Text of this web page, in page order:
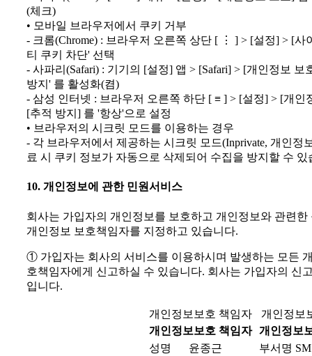
(체크)
• 모바일 브라우저에서 쿠키 거부
- 크롬(Chrome) : 브라우저 오른쪽 상단 [ ⋮ ] > [설정] > [
티 쿠키 차단' 선택
- 사파리(Safari) : 기기의 [설정] 앱 > [Safari] > [개인정보
방지' 를 활성화(켬)
- 삼성 인터넷 : 브라우저 오른쪽 하단 [ ≡ ] > [설정] > [개
[추적 방지] 를 '항상'으로 설정
• 브라우저의 시크릿 모드를 이용하는 경우
- 각 브라우저에서 제공하는 시크릿 모드(Inprivate, 개인정
료 시 쿠키 정보가 자동으로 삭제되어 수집을 방지할 수 있
10. 개인정보에 관한 민원서비스
회사는 가입자의 개인정보를 보호하고 개인정보와 관련
개인정보 보호책임자를 지정하고 있습니다.
① 가입자는 회사의 서비스를 이용하시며 발생하는 모든
호책임자에게 신고하실 수 있습니다. 회사는 가입자의 신
입니다.
개인정보보호 책임자
개인정보보호 책임자
성명
윤종근
개인정보
개인정보
부서명